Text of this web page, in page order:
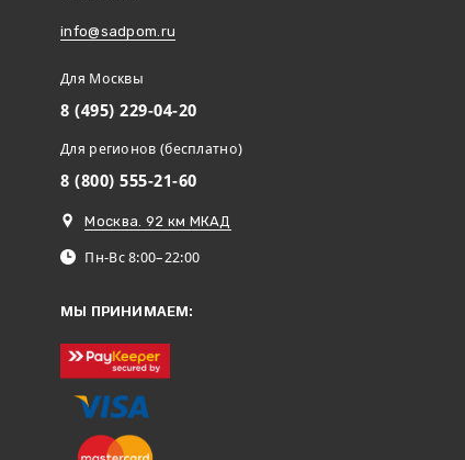
info@sadpom.ru
Для Москвы
8 (495) 229-04-20
Для регионов (бесплатно)
8 (800) 555-21-60
Москва. 92 км МКАД
Пн-Вс 8:00–22:00
МЫ ПРИНИМАЕМ: